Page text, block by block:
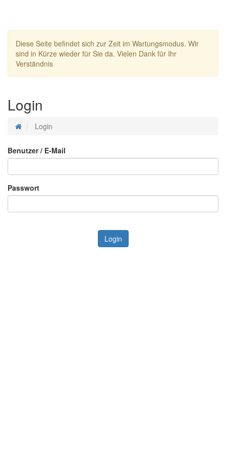
Diese Seite befindet sich zur Zeit im Wartungsmodus. Wir
sind in Kürze wieder für Sie da. Vielen Dank für Ihr
Verständnis
Login
Login
Benutzer / E-Mail
Passwort
Login